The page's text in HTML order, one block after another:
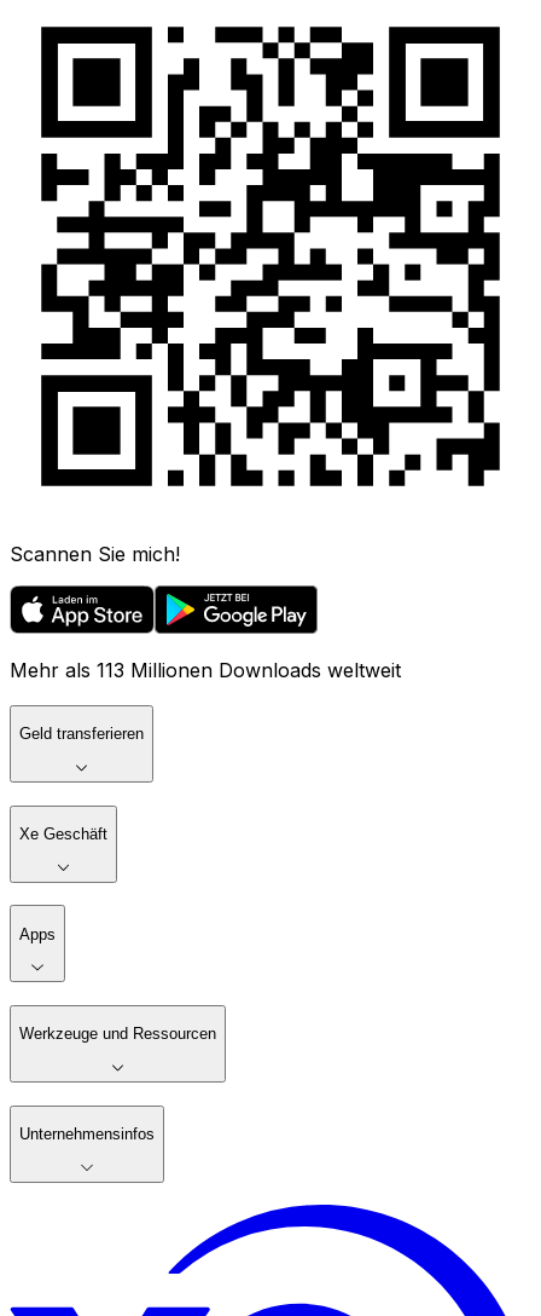
Scannen Sie mich!
Mehr als 113 Millionen Downloads weltweit
Geld transferieren
Xe Geschäft
Apps
Werkzeuge und Ressourcen
Unternehmensinfos